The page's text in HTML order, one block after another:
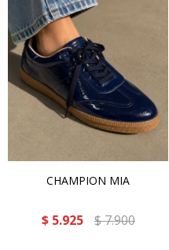
CHAMPION MIA
$ 5.925 $7.900